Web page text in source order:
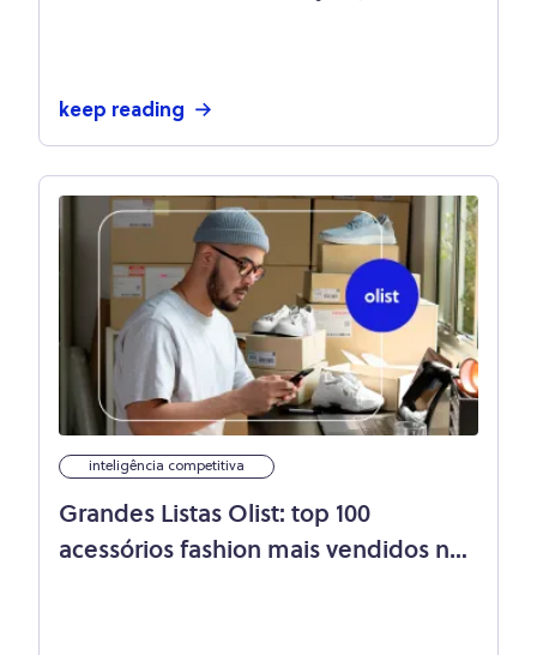
keep reading
inteligência competitiva
Grandes Listas Olist: top 100
acessórios fashion mais vendidos no